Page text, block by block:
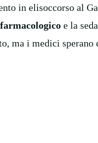
in elisoccorso al
e la
ma i medici